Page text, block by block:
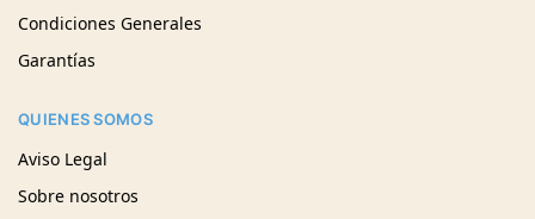
Condiciones Generales
Garantías
QUIENES SOMOS
Aviso Legal
Sobre nosotros